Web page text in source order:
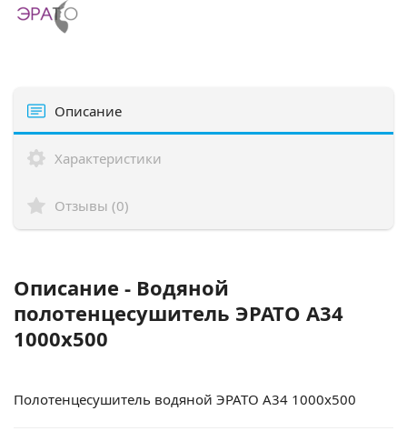
Описание
Характеристики
Отзывы (0)
Описание - Водяной
полотенцесушитель ЭРАТО А34
1000x500
Полотенцесушитель водяной ЭРАТО А34 1000x500